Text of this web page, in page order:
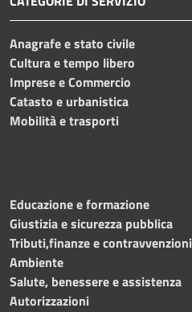
Anagrafe e stato civile
Cultura e tempo libero
Imprese e Commercio
Catasto e urbanistica
Mobilità e trasporti
Educazione e formazione
Giustizia e sicurezza pubblica
Tributi,finanze e contravvenzioni
Ambiente
Salute, benessere e assistenza
Autorizzazioni